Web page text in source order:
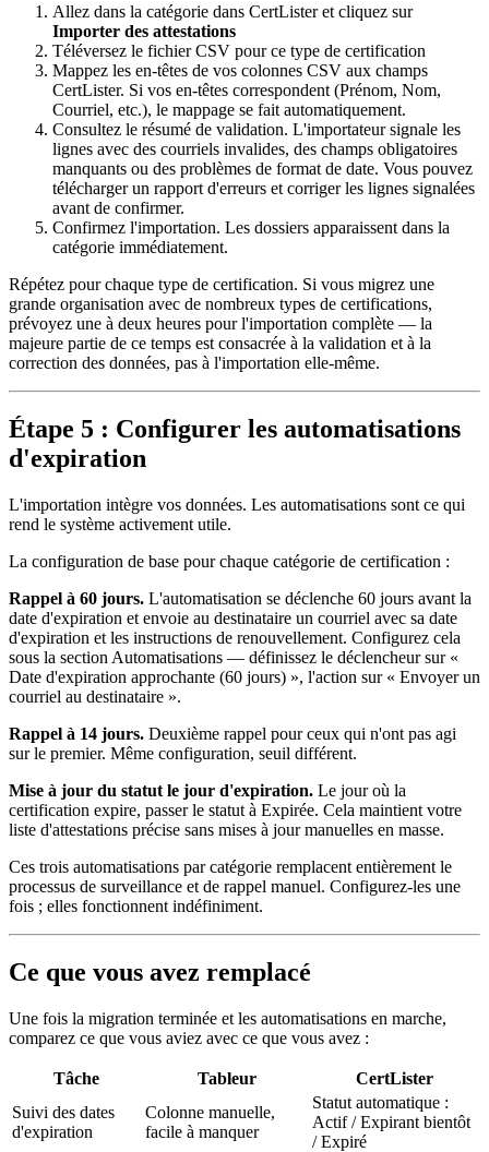
Allez dans la catégorie dans CertLister et cliquez sur
Importer des attestations
Téléversez le fichier CSV pour ce type de certification
Mappez les en-têtes de vos colonnes CSV aux champs
CertLister. Si vos en-têtes correspondent (Prénom, Nom,
Courriel, etc.), le mappage se fait automatiquement.
Consultez le résumé de validation. L'importateur signale les
lignes avec des courriels invalides, des champs obligatoires
manquants ou des problèmes de format de date. Vous pouvez
télécharger un rapport d'erreurs et corriger les lignes signalées
avant de confirmer.
Confirmez l'importation. Les dossiers apparaissent dans la
catégorie immédiatement.
Répétez pour chaque type de certification. Si vous migrez une
grande organisation avec de nombreux types de certifications,
prévoyez une à deux heures pour l'importation complète — la
majeure partie de ce temps est consacrée à la validation et à la
correction des données, pas à l'importation elle-même.
Étape 5 : Configurer les automatisations
d'expiration
L'importation intègre vos données. Les automatisations sont ce qui
rend le système activement utile.
La configuration de base pour chaque catégorie de certification :
Rappel à 60 jours. L'automatisation se déclenche 60 jours avant la
date d'expiration et envoie au destinataire un courriel avec sa date
d'expiration et les instructions de renouvellement. Configurez cela
sous la section Automatisations — définissez le déclencheur sur «
Date d'expiration approchante (60 jours) », l'action sur « Envoyer un
courriel au destinataire ».
Rappel à 14 jours. Deuxième rappel pour ceux qui n'ont pas agi
sur le premier. Même configuration, seuil différent.
Mise à jour du statut le jour d'expiration. Le jour où la
certification expire, passer le statut à Expirée. Cela maintient votre
liste d'attestations précise sans mises à jour manuelles en masse.
Ces trois automatisations par catégorie remplacent entièrement le
processus de surveillance et de rappel manuel. Configurez-les une
fois ; elles fonctionnent indéfiniment.
Ce que vous avez remplacé
Une fois la migration terminée et les automatisations en marche,
comparez ce que vous aviez avec ce que vous avez :
Tâche Tableur
CertLister
Suivi des dates
d'expiration
Colonne manuelle,
facile à manquer
Statut automatique :
Actif / Expirant bientôt
/ Expiré